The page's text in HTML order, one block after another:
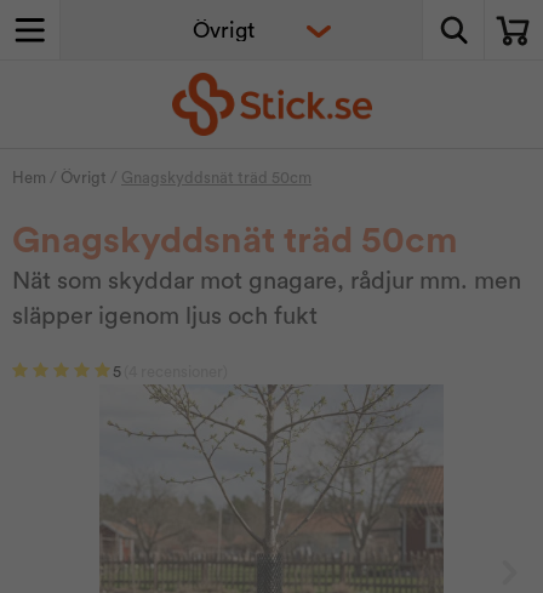
Hem / Övrigt / Gnagskyddsnät träd 50cm
Gnagskyddsnät träd 50cm
Nät som skyddar mot gnagare, rådjur mm. men
släpper igenom ljus och fukt
5